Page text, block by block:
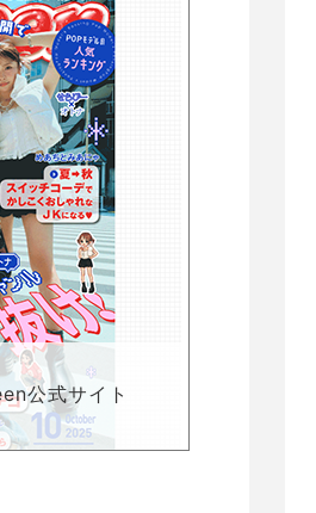
公式サイト